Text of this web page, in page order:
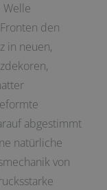
den
in neuen,
abgestimmt
natürliche
von